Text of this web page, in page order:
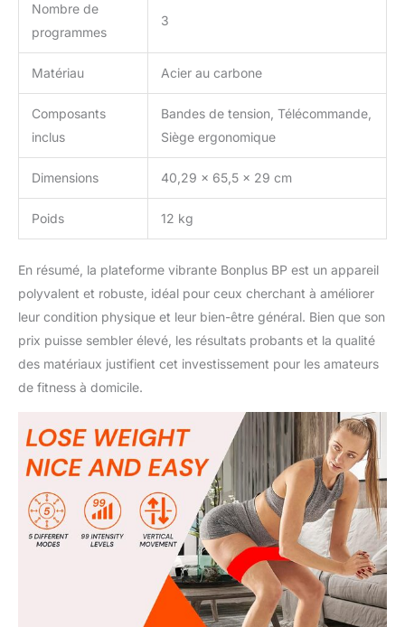
Son panneau de contrôle
permet de visualiser
l’intensité, la vitesse et le
temps d’utilisation,
offrant un suivi précis de
chaque séance. 【Design
moderne aux couleurs
allie esthétique et
fonctionnalité. Elle pèse
65,5 x 29 cm (longueur
x largeur x hauteur), ce
qui la rend compacte et
la maison. Son format
permet une utilisation
confortable sans
compromettre la stabilité.
【Polyvalence des
exercices et accessoires
inclus】Wonder Fit est la
première plateforme
vibrante à intégrer un
siège ergonomique et
mobile, améliorant le
Nombre de
programmes
3
Matériau Acier au carbone
Composants
inclus
Bandes de tension, Télécommande,
Siège ergonomique
Dimensions 40,29 x 65,5 x 29 cm
Poids 12 kg
En résumé, la plateforme vibrante Bonplus BP est un appareil
polyvalent et robuste, idéal pour ceux cherchant à améliorer
leur condition physique et leur bien-être général. Bien que son
prix puisse sembler élevé, les résultats probants et la qualité
des matériaux justifient cet investissement pour les amateurs
de fitness à domicile.